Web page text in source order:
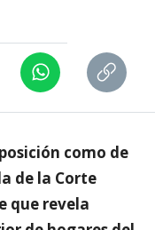
como de
de la Corte
que revela